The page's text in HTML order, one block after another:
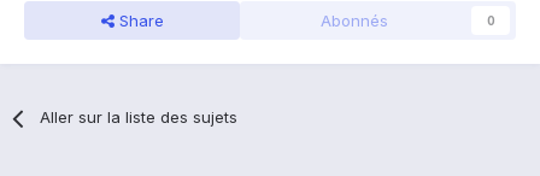
Share Abonnés 0
Aller sur la liste des sujets